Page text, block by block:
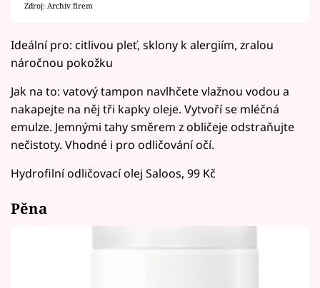
Zdroj: Archiv firem
Ideální pro: citlivou pleť, sklony k alergiím, zralou
náročnou pokožku
Jak na to: vatový tampon navlhčete vlažnou vodou a
nakapejte na něj tři kapky oleje. Vytvoří se mléčná
emulze. Jemnými tahy směrem z obličeje odstraňujte
nečistoty. Vhodné i pro odličování očí.
Hydrofilní odličovací olej Saloos, 99 Kč
Pěna